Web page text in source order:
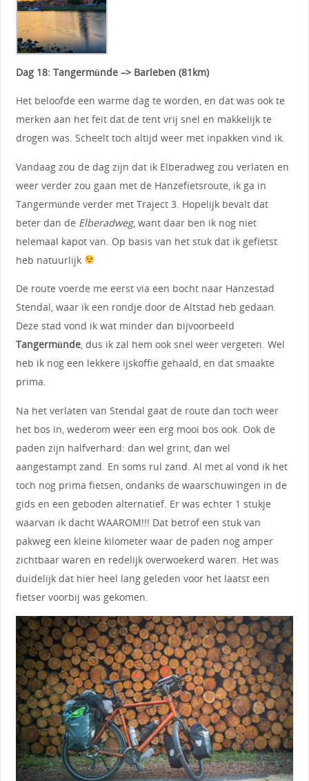
Dag 18: Tangermünde –> Barleben (81km)
Het beloofde een warme dag te worden, en dat was ook te
merken aan het feit dat de tent vrij snel en makkelijk te
drogen was. Scheelt toch altijd weer met inpakken vind ik.
Vandaag zou de dag zijn dat ik Elberadweg zou verlaten en
weer verder zou gaan met de Hanzefietsroute, ik ga in
Tangermünde verder met Traject 3. Hopelijk bevalt dat
beter dan de Elberadweg, want daar ben ik nog niet
helemaal kapot van. Op basis van het stuk dat ik gefietst
heb natuurlijk
De route voerde me eerst via een bocht naar Hanzestad
Stendal, waar ik een rondje door de Altstad heb gedaan.
Deze stad vond ik wat minder dan bijvoorbeeld
Tangermünde, dus ik zal hem ook snel weer vergeten. Wel
heb ik nog een lekkere ijskoffie gehaald, en dat smaakte
prima.
Na het verlaten van Stendal gaat de route dan toch weer
het bos in, wederom weer een erg mooi bos ook. Ook de
paden zijn halfverhard: dan wel grint, dan wel
aangestampt zand. En soms rul zand. Al met al vond ik het
toch nog prima fietsen, ondanks de waarschuwingen in de
gids en een geboden alternatief. Er was echter 1 stukje
waarvan ik dacht WAAROM!!! Dat betrof een stuk van
pakweg een kleine kilometer waar de paden nog amper
zichtbaar waren en redelijk overwoekerd waren. Het was
duidelijk dat hier heel lang geleden voor het laatst een
fietser voorbij was gekomen.